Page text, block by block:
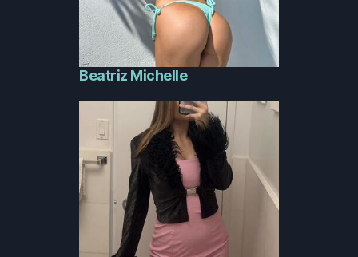
Beatriz Michelle